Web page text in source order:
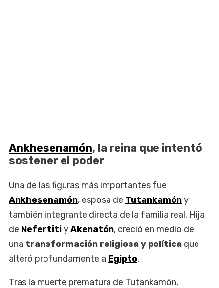
Ankhesenamón, la reina que intentó
sostener el poder
Una de las figuras más importantes fue
Ankhesenamón, esposa de Tutankamóny
también integrante directa de la familia real. Hija
de NefertitiyAkenatón, creció en medio de
una transformación religiosa y política que
alteró profundamente a Egipto.
Tras la muerte prematura de Tutankamón,